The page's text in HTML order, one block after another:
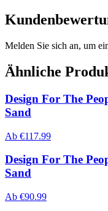
Melden Sie sich an, um
Ähnliche
Design For The
Sand
Ab €117.99
Design For The
Sand
Ab €90.99